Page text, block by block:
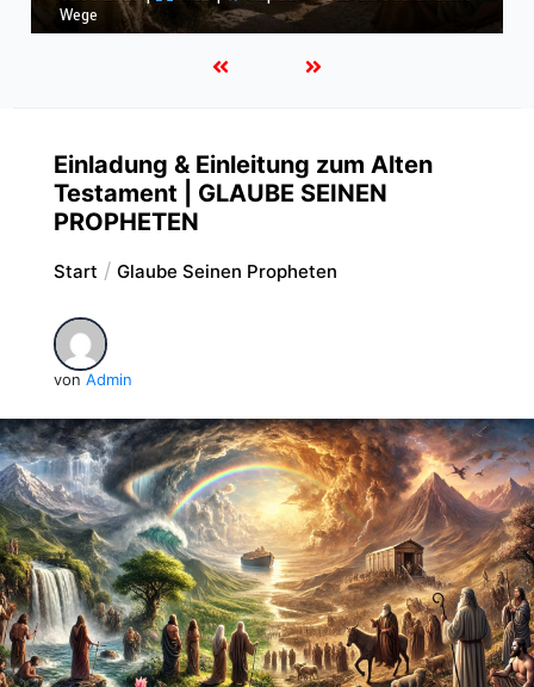
unserem Verstehen
Einladung & Einleitung zum Alten
Testament | GLAUBE SEINEN
PROPHETEN
Start Glaube Seinen Propheten
von Admin